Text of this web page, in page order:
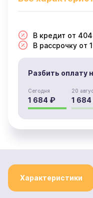
В кредит от
В рассрочку от
Разбить оплату
Сегодня
1 684 ₽
20
1
Характеристики